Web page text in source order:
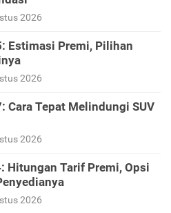
2026
Estimasi Premi, Pilihan
2026
Cara Tepat Melindungi SUV
2026
Hitungan Tarif Premi, Opsi
2026